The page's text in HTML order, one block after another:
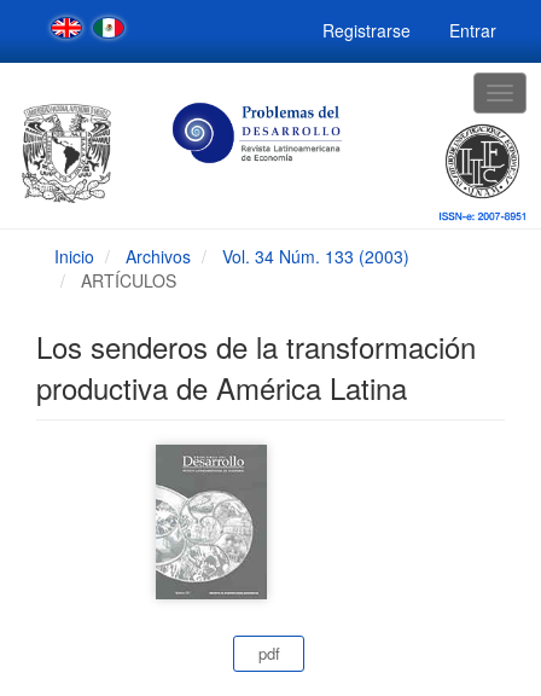
Navegación
principal
Contenido
Barra
lateral
Registrarse Entrar
Inicio Archivos
Vol. 34 Núm. 133 (2003)
ARTÍCULOS
Los senderos de la transformación
productiva de América Latina
pdf